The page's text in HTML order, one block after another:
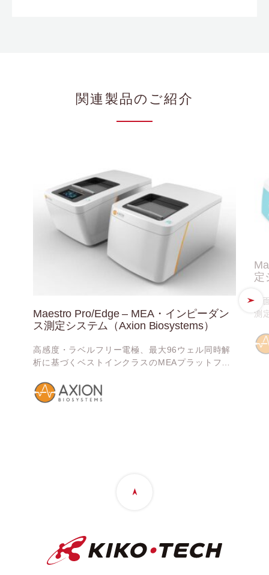
関連製品のご紹介
Maestro Pro/Edge – MEA・インピーダン
ス測定システム（Axion Biosystems）
高感度・ラベルフリー電極、最大96ウェル同時解
析に基づくベストインクラスのMEAプラットフォ
定
平
測
ラ